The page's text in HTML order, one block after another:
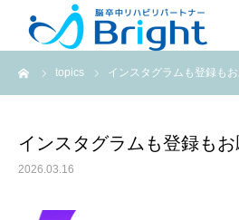
topics インスタグラムも登録もお
インスタグラムも登録もお
2026.03.16
Brightとは